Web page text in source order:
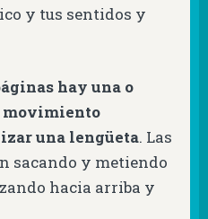
y tus sentidos y
hay una o
movimiento
una lengüeta. Las
sacando y metiendo
hacia arriba y